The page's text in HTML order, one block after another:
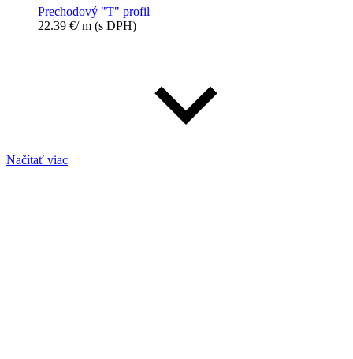
Prechodový "T" profil
22.39 €/ m (s DPH)
Načítať viac